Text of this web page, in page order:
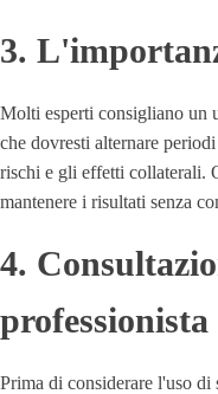
3.
Molti esperti consigliano un
che dovresti alternare
rischi e gli effetti collaterali.
mantenere i risultati senza
4.
professionista
Prima di considerare l'uso